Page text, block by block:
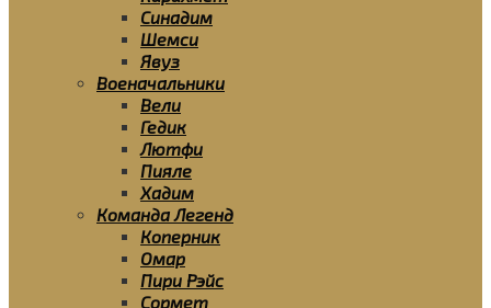
Синадим
Шемси
Явуз
Военачальники
Вели
Гедик
Лютфи
Пияле
Хадим
Команда Легенд
Коперник
Омар
Пири Рэйс
Сормет